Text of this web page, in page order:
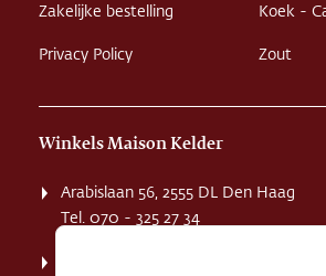
Zakelijke bestelling
Privacy Policy
Koek -
Zout
Winkels Maison Kelder
Arabislaan 56, 2555 DL Den Haag
Tel. 070 - 325 27 34